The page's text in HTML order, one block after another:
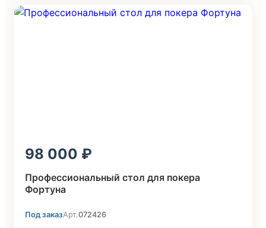
98 000
Профессиональный стол для покера
Фортуна
Под заказАрт.072426